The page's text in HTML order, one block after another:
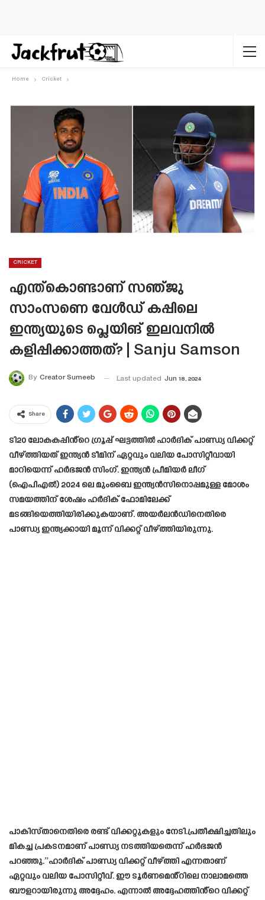
Home Cricket
CRICKET
എന്ത്‌കൊണ്ടാണ് സഞ്ജു
സാംസണെ വേൾഡ് കപ്പിലെ
ഇന്ത്യയുടെ പ്ലെയിങ് ഇലവനിൽ
കളിപ്പിക്കാത്തത്? | Sanju Samson
By Creator Sumeeb Last updated Jun 18, 2024
Share
ടി20 ലോകകപ്പിൻ്റെ ഗ്രൂപ്പ് ഘട്ടത്തിൽ ഹാർദിക് പാണ്ഡ്യ വിക്കറ്റ്
വീഴ്ത്തിയത് ഇന്ത്യൻ ടീമിന് ഏറ്റവും വലിയ പോസിറ്റീവായി
മാറിയെന്ന് ഹർഭജൻ സിംഗ്. ഇന്ത്യൻ പ്രീമിയർ ലീഗ്
(ഐപിഎൽ) 2024 ലെ മുംബൈ ഇന്ത്യൻസിനൊപ്പമുള്ള മോശം
സമയത്തിന് ശേഷം ഹർദിക് ഫോമിലേക്ക്
മടങ്ങിയെത്തിയിരിക്കുകയാണ്. അയർലൻഡിനെതിരെ
പാണ്ഡ്യ ഇന്ത്യക്കായി മൂന്ന് വിക്കറ്റ് വീഴ്ത്തിയിരുന്നു.
പാകിസ്‌താനെതിരെ രണ്ട് വിക്കറ്റുകളും നേടി.പ്രതീക്ഷിച്ചതിലും
മികച്ച പ്രകടനമാണ് പാണ്ഡ്യ നടത്തിയതെന്ന് ഹർഭജൻ
പറഞ്ഞു.”ഹാർദിക് പാണ്ഡ്യ വിക്കറ്റ് വീഴ്ത്തി എന്നതാണ്
ഏറ്റവും വലിയ പോസിറ്റീവ്. ഈ ടൂർണമെൻ്റിലെ നാലാമത്തെ
ബൗളറായിരുന്നു അദ്ദേഹം. എന്നാൽ അദ്ദേഹത്തിൻ്റെ വിക്കറ്റ്